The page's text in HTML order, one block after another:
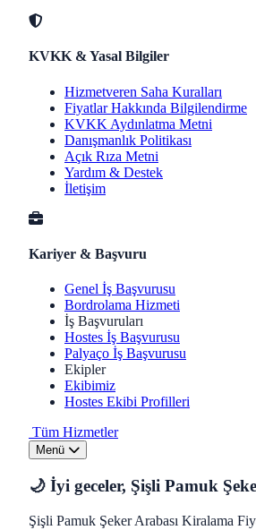
KVKK & Yasal Bilgiler
Hizmetveren Saha Kuralları
Fiyatlar Hakkında Bilgilendirme
KVKK Aydınlatma Metni
Danışmanlık Politikası
Açık Rıza Metni
Yardım & Destek
İletişim
Kariyer & Başvuru
Genel İş Başvurusu
Bordrolama Hizmeti
İş Başvuruları
Hostes İş Başvurusu
Palyaço İş Başvurusu
Ekipler
Ekibimiz
Hostes Ekibi Profilleri
Tüm Hizmetler
Menü
🌙 İyi geceler, Şişli Pamuk
Şişli Pamuk Şeker Arabası Kiralama